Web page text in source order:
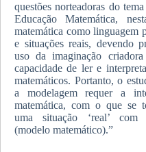
questões norteadoras do
Educação Matemática,
matemática como linguagem
e situações reais, devendo
uso da imaginação
capacidade de ler e
matemáticos. Portanto, o
a modelagem requer a
matemática, com o que se
uma situação ‘real’ com
(modelo matemático).”